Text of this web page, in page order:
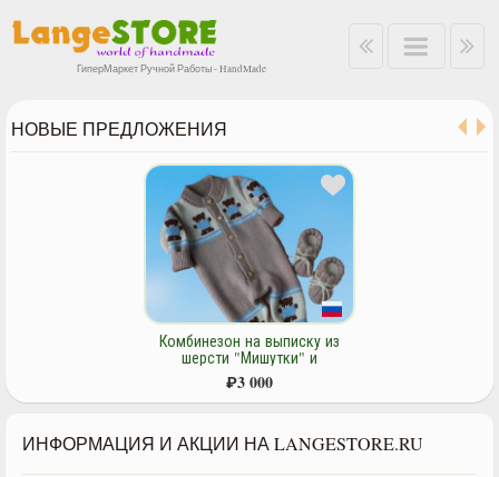
ГиперМаркет Ручной Работы - HandMade
НОВЫЕ ПРЕДЛОЖЕНИЯ
Комбинезон на выписку из
шерсти "Мишутки" и
пинеточки.
₽3 000
ИНФОРМАЦИЯ И АКЦИИ НА LANGESTORE.RU